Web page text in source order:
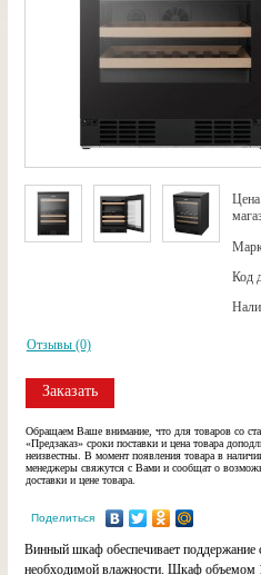
Цена
Код
Отзывы (0)
Заказать
Обращаем Ваше внимание, что для товаров со
«Предзаказ» сроки поставки и цена товара
неизвестны. В момент появления товара в
менеджеры свяжутся с Вами и сообщат о
доставки и цене товара.
Поделиться
Винный шкаф обеспечивает поддержание
необходимой влажности. Шкаф объемом